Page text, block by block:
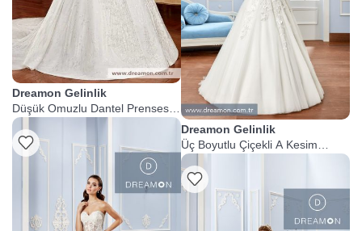
Dreamon Gelinlik
Düşük Omuzlu Dantel Prenses
Gelinlik
Dreamon Gelinlik
Üç Boyutlu Çiçekli A Kesim
Gelinlik